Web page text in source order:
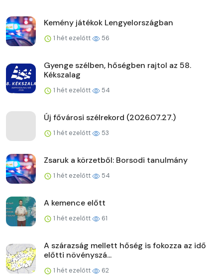
Kemény játékok Lengyelországban
1 hét ezelőtt 56
Gyenge szélben, hőségben rajtol az 58.
Kékszalag
1 hét ezelőtt 54
Új fővárosi szélrekord (2026.07.27.)
1 hét ezelőtt 53
Zsaruk a körzetből: Borsodi tanulmány
1 hét ezelőtt 54
A kemence előtt
1 hét ezelőtt 61
A szárazság mellett hőség is fokozza az idő
előtti növényszá...
1 hét ezelőtt 62